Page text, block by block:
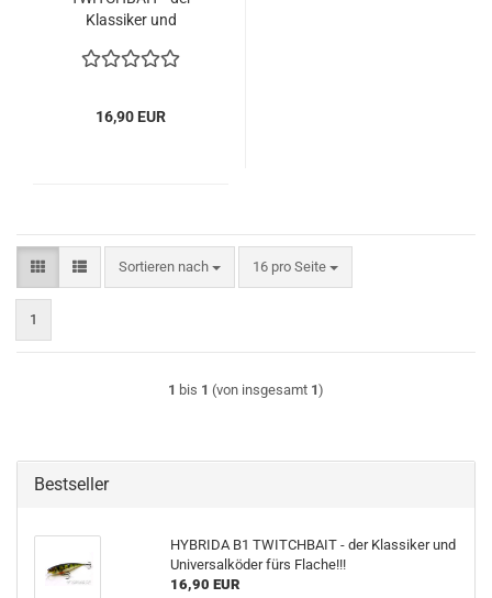
Klassiker und
Flache!!!
16,90 EUR
Sortieren nach
Sortieren nach 16 pro Seite
pro Seite
1
1 bis 1 (von insgesamt 1)
Bestseller
HYBRIDA B1 TWITCHBAIT - der Klassiker und
Universalköder fürs Flache!!!
16,90 EUR